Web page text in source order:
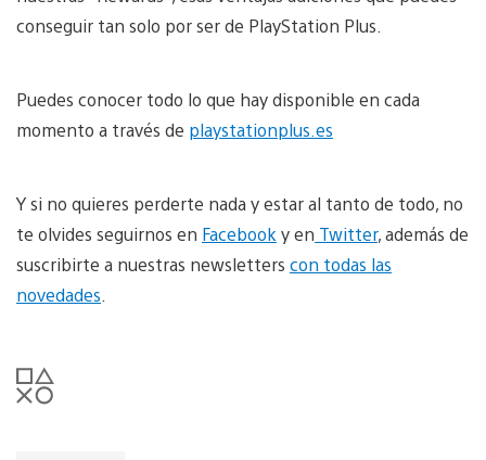
conseguir tan solo por ser de PlayStation Plus.
Puedes conocer todo lo que hay disponible en cada
momento a través de playstationplus.es
Y si no quieres perderte nada y estar al tanto de todo, no
te olvides seguirnos en Facebook y en Twitter, además de
suscribirte a nuestras newsletters con todas las
novedades